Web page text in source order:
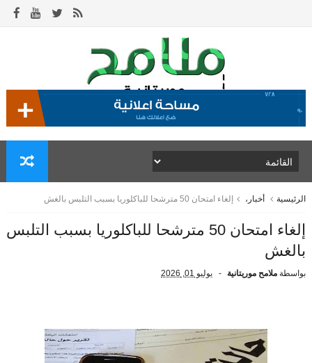
الرئيسية أخبار، إلغاء امتحان 50 مترشحا للباكلوريا بسبب التلبس بالغش
إلغاء امتحان 50 مترشحا للباكلوريا بسبب التلبس
بالغش
بواسطة ملامح موريتانية يوليو 01, 2026